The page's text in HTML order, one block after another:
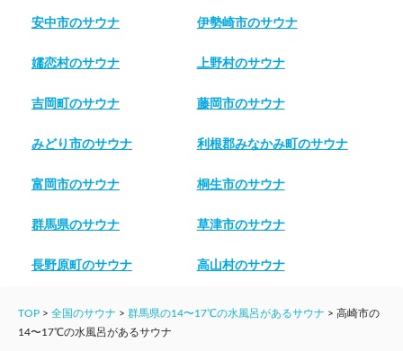
安中市のサウナ 伊勢崎市のサウナ
嬬恋村のサウナ 上野村のサウナ
吉岡町のサウナ 藤岡市のサウナ
みどり市のサウナ 利根郡みなかみ町のサウナ
富岡市のサウナ 桐生市のサウナ
群馬県のサウナ 草津市のサウナ
長野原町のサウナ 高山村のサウナ
TOP > 全国のサウナ > 群馬県の14〜17℃の水風呂があるサウナ > 高崎市の
14〜17℃の水風呂があるサウナ